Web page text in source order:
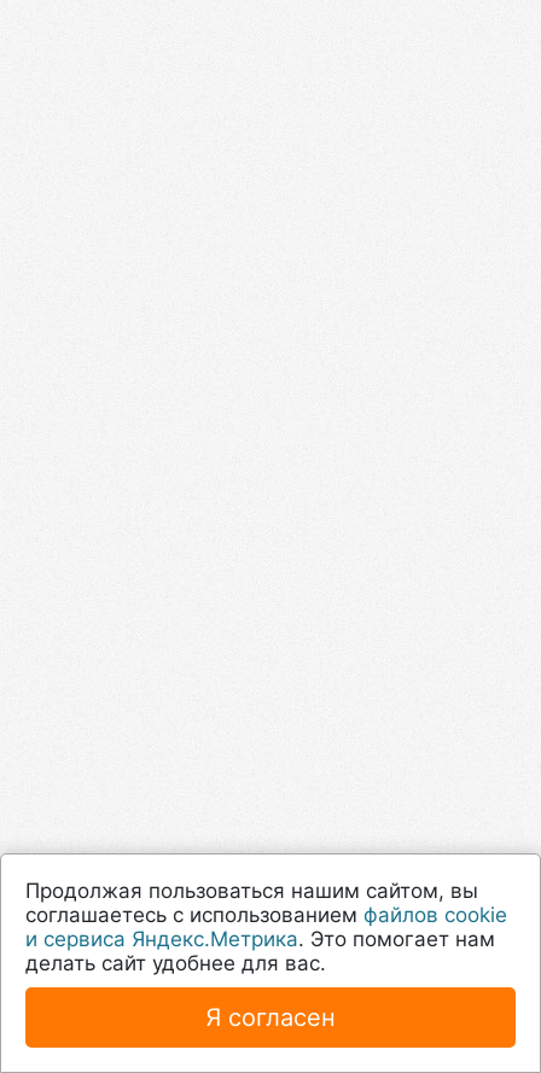
Продолжая пользоваться нашим сайтом, вы
соглашаетесь с использованием файлов cookie
и сервиса Яндекс.Метрика. Это помогает нам
делать сайт удобнее для вас.
Я согласен